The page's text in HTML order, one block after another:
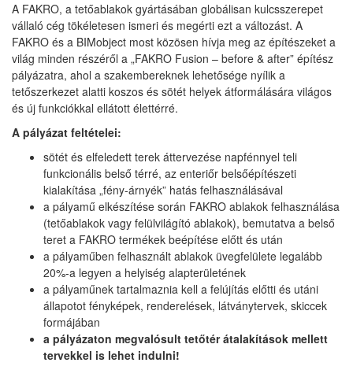
A FAKRO, a tetőablakok gyártásában globálisan kulcsszerepet
vállaló cég tökéletesen ismeri és megérti ezt a változást. A
FAKRO és a BIMobject most közösen hívja meg az építészeket a
világ minden részéről a „FAKRO Fusion – before & after” építész
pályázatra, ahol a szakembereknek lehetősége nyílik a
tetőszerkezet alatti koszos és sötét helyek átformálására világos
és új funkciókkal ellátott élettérré.
A pályázat feltételei:
sötét és elfeledett terek áttervezése napfénnyel teli
funkcionális belső térré, az enteriőr belsőépítészeti
kialakítása „fény-árnyék” hatás felhasználásával
a pályamű elkészítése során FAKRO ablakok felhasználása
(tetőablakok vagy felülvilágító ablakok), bemutatva a belső
teret a FAKRO termékek beépítése előtt és után
a pályaműben felhasznált ablakok üvegfelülete legalább
20%-a legyen a helyiség alapterületének
a pályaműnek tartalmaznia kell a felújítás előtti és utáni
állapotot fényképek, renderelések, látványtervek, skiccek
formájában
a pályázaton megvalósult tetőtér átalakítások mellett
tervekkel is lehet indulni!